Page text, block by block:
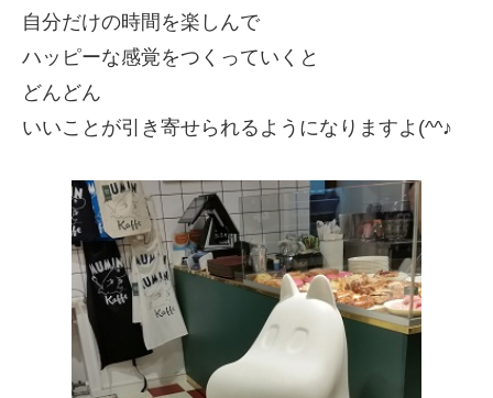
自分だけの時間を楽しんで
ハッピーな感覚をつくっていくと
どんどん
いいことが引き寄せられるようになりますよ(^^♪